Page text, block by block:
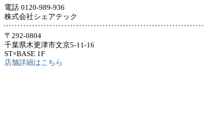
電話 0120-989-936
株式会社シェアテック
〒292-0804
千葉県木更津市文京5-11-16
ST×BASE 1F
店舗詳細はこちら